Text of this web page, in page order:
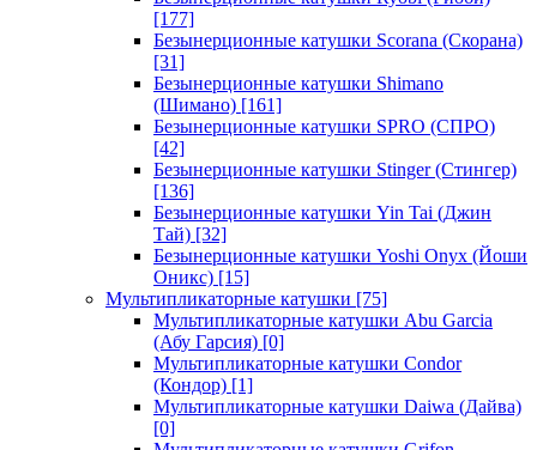
[177]
Безынерционные катушки Scorana (Скорана)
[31]
Безынерционные катушки Shimano
(Шимано) [161]
Безынерционные катушки SPRO (СПРО)
[42]
Безынерционные катушки Stinger (Стингер)
[136]
Безынерционные катушки Yin Tai (Джин
Тай) [32]
Безынерционные катушки Yoshi Onyx (Йоши
Оникс) [15]
Мультипликаторные катушки [75]
Мультипликаторные катушки Abu Garcia
(Абу Гарсия) [0]
Мультипликаторные катушки Condor
(Кондор) [1]
Мультипликаторные катушки Daiwa (Дайва)
[0]